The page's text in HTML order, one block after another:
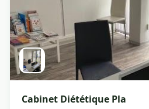
Cabinet Diététique Pla